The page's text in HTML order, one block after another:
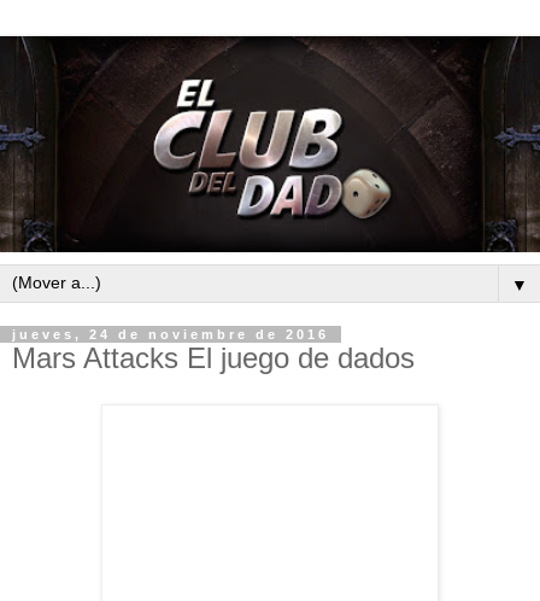
▼
jueves, 24 de noviembre de 2016
Mars Attacks El juego de dados